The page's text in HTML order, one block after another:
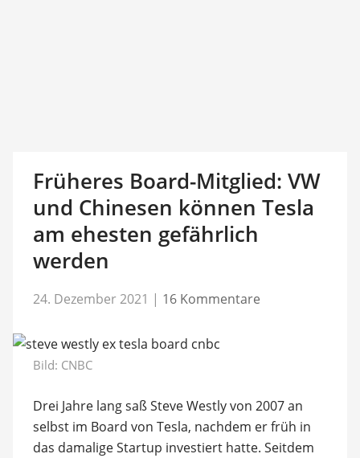
Früheres Board-Mitglied: VW
und Chinesen können Tesla
am ehesten gefährlich
werden
24. Dezember 2021 | 16 Kommentare
Bild: CNBC
Drei Jahre lang saß Steve Westly von 2007 an
selbst im Board von Tesla, nachdem er früh in
das damalige Startup investiert hatte. Seitdem